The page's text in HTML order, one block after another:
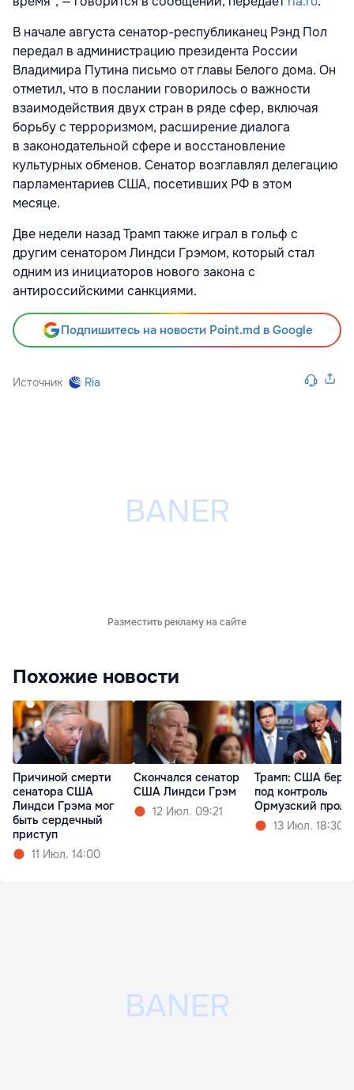
В начале августа сенатор-республиканец Рэнд Пол
передал в администрацию президента России
Владимира Путина письмо от главы Белого дома. Он
отметил, что в послании говорилось о важности
взаимодействия двух стран в ряде сфер, включая
борьбу с терроризмом, расширение диалога
в законодательной сфере и восстановление
культурных обменов. Сенатор возглавлял делегацию
парламентариев США, посетивших РФ в этом
месяце.
Две недели назад Трамп также играл в гольф с
другим сенатором Линдси Грэмом, который стал
одним из инициаторов нового закона с
антироссийскими санкциями.
Подпишитесь на новости Point.md в Google
Источник Ria
Разместить рекламу на сайте
Похожие новости
Причиной смерти
сенатора США
Линдси Грэма мог
быть сердечный
приступ
11 Июл. 14:00
Скончался сенатор
США Линдси Грэм
12 Июл. 09:21
Трамп: США
под контроль
Ормузский
13 Июл. 18:30